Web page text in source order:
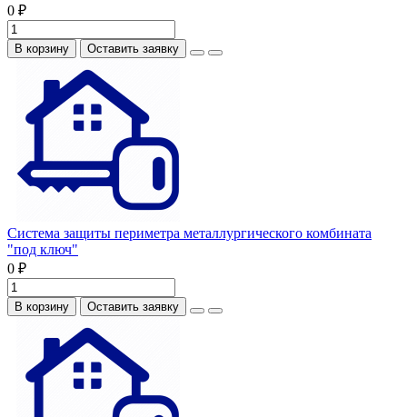
0 ₽
В корзину Оставить заявку
Система защиты периметра металлургического комбината
"под ключ"
0 ₽
В корзину Оставить заявку